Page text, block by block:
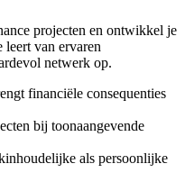
projecten en ontwikkel je
leert van ervaren
netwerk op.
financiële consequenties
bij toonaangevende
als persoonlijke